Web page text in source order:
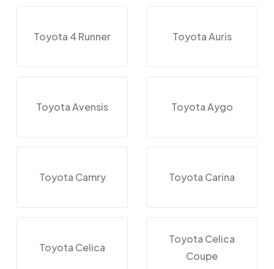
Toyota 4 Runner Toyota Auris
Toyota Avensis Toyota Aygo
Toyota Camry Toyota Carina
Toyota Celica
Toyota Celica
Coupe